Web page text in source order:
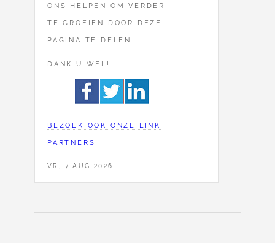
ONS HELPEN OM VERDER
TE GROEIEN DOOR DEZE
PAGINA TE DELEN.
DANK U WEL!
BEZOEK OOK ONZE LINK
PARTNERS
VR, 7 AUG 2026